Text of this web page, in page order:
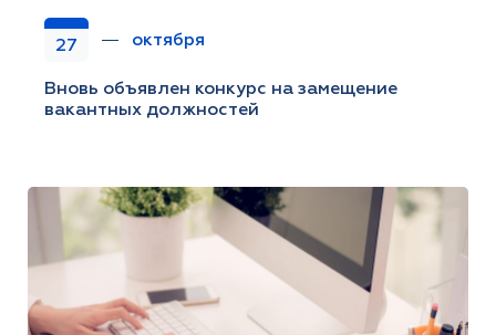
27 октября
Вновь объявлен конкурс на замещение
вакантных должностей